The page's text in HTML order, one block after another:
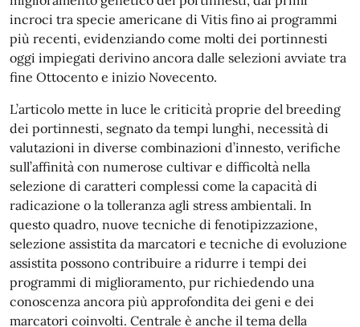
incroci tra specie americane di Vitis fino ai programmi
più recenti, evidenziando come molti dei portinnesti
oggi impiegati derivino ancora dalle selezioni avviate tra
fine Ottocento e inizio Novecento.
L’articolo mette in luce le criticità proprie del breeding
dei portinnesti, segnato da tempi lunghi, necessità di
valutazioni in diverse combinazioni d’innesto, verifiche
sull’affinità con numerose cultivar e difficoltà nella
selezione di caratteri complessi come la capacità di
radicazione o la tolleranza agli stress ambientali. In
questo quadro, nuove tecniche di fenotipizzazione,
selezione assistita da marcatori e tecniche di evoluzione
assistita possono contribuire a ridurre i tempi dei
programmi di miglioramento, pur richiedendo una
conoscenza ancora più approfondita dei geni e dei
marcatori coinvolti. Centrale è anche il tema della